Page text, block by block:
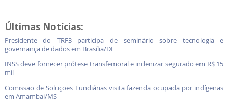
Últimas Notícias:
Presidente do TRF3 participa de seminário sobre tecnologia e
governança de dados em Brasília/DF
INSS deve fornecer prótese transfemoral e indenizar segurado em R$ 15
mil
Comissão de Soluções Fundiárias visita fazenda ocupada por indígenas
em Amambai/MS